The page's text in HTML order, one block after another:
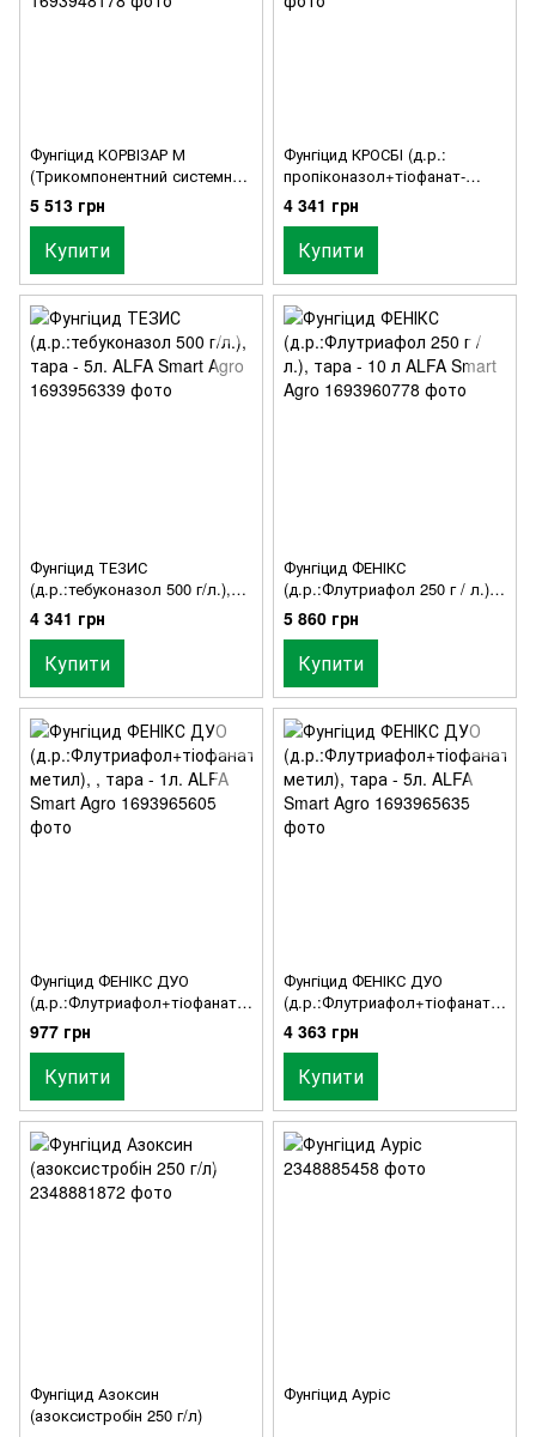
Фунгіцид КОРВІЗАР М
(Трикомпонентний системний
фунгіцид ), тара - 5л. ALFA
Smart Agro
5 513 грн
Купити
Фунгіцид КРОСБІ (д.р.:
пропіконазол+тіофанат-
метил), тара - 5 л. ALFA
Smart Agro
4 341 грн
Купити
Фунгіцид ТЕЗИС
(д.р.:тебуконазол 500 г/л.),
тара - 5л. ALFA Smart Agro
4 341 грн
Купити
Фунгіцид ФЕНІКС
(д.р.:Флутриафол 250 г / л.),
тара - 10 л ALFA Smart Agro
5 860 грн
Купити
Фунгіцид ФЕНІКС ДУО
(д.р.:Флутриафол+тіофанат-
метил), , тара - 1л. ALFA
Smart Agro
977 грн
Купити
Фунгіцид ФЕНІКС ДУО
(д.р.:Флутриафол+тіофанат-
метил), тара - 5л. ALFA Smart
Agro
4 363 грн
Купити
Фунгіцид Азоксин
(азоксистробін 250 г/л)
Фунгіцид Ауріс